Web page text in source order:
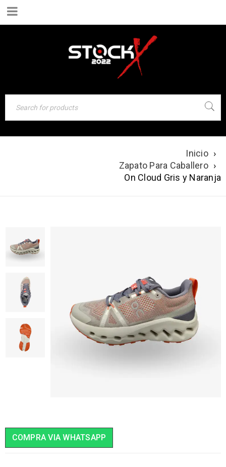
Inicio ›
Zapato Para Caballero ›
On Cloud Gris y Naranja
COMPRA VIA WHATSAPP